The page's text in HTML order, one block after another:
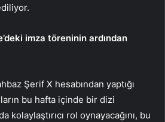
imza töreninin ardından
Şerif X hesabından yaptığı
bu hafta içinde bir dizi
kolaylaştırıcı rol oynayacağını, bu